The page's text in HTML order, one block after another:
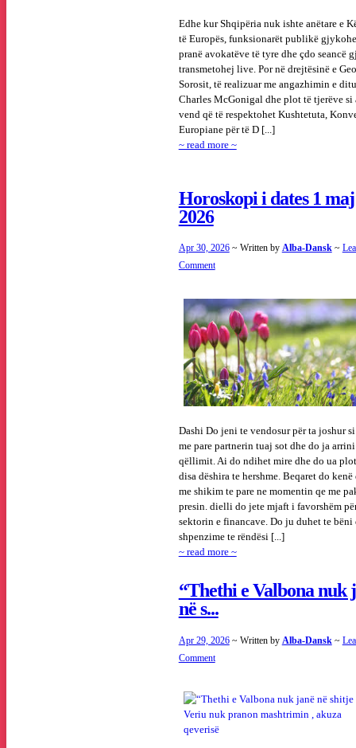
Edhe kur Shqipëria nuk ishte anëtare e
të Europës, funksionarët publikë
pranë avokatëve të tyre dhe çdo seancë
transmetohej live. Por në drejtësinë e
Sorosit, të realizuar me angazhimin e
Charles McGonigal dhe plot të tjerëve si
vend që të respektohet Kushtetuta,
Europiane për të D [...]
~ read more ~
Horoskopi i dates 1 maj
2026
Apr 30, 2026 ~ Written by Alba-Dansk ~
Comment
Dashi Do jeni te vendosur për ta joshur
me pare partnerin tuaj sot dhe do ja arrini
qëllimit. Ai do ndihet mire dhe do ua
disa dëshira te hershme. Beqaret do kenë
me shikim te pare ne momentin qe me
presin. dielli do jete mjaft i favorshëm
sektorin e financave. Do ju duhet te bëni
shpenzime te rëndësi [...]
~ read more ~
“Thethi e Valbona nuk
në s...
Apr 29, 2026 ~ Written by Alba-Dansk ~
Comment